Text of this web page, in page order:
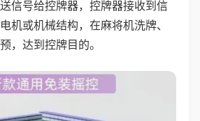
信号给控牌器，控牌器接收到信
机或机械结构，在麻将机洗牌、
，达到控牌目的。